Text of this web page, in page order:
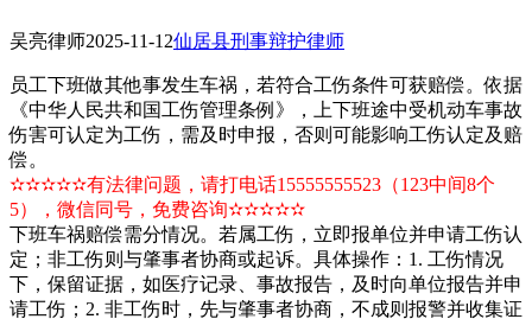
吴亮律师2025-11-12仙居县刑事辩护律师
员工下班做其他事发生车祸，若符合工伤条件可获赔偿。依据
《中华人民共和国工伤管理条例》，上下班途中受机动车事故
伤害可认定为工伤，需及时申报，否则可能影响工伤认定及赔
偿。
✫✫✫✫✫有法律问题，请打电话15555555523（123中间8个
5），微信同号，免费咨询✫✫✫✫✫
下班车祸赔偿需分情况。若属工伤，立即报单位并申请工伤认
定；非工伤则与肇事者协商或起诉。具体操作：1. 工伤情况
下，保留证据，如医疗记录、事故报告，及时向单位报告并申
请工伤；2. 非工伤时，先与肇事者协商，不成则报警并收集证